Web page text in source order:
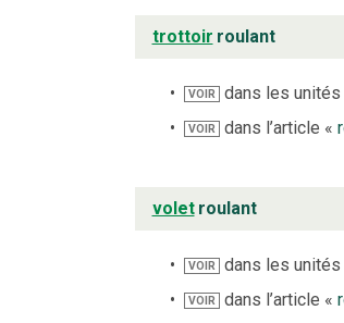
trottoir roulant
VOIR dans les unités
VOIR dans l’article «
volet roulant
VOIR dans les unités
VOIR dans l’article «